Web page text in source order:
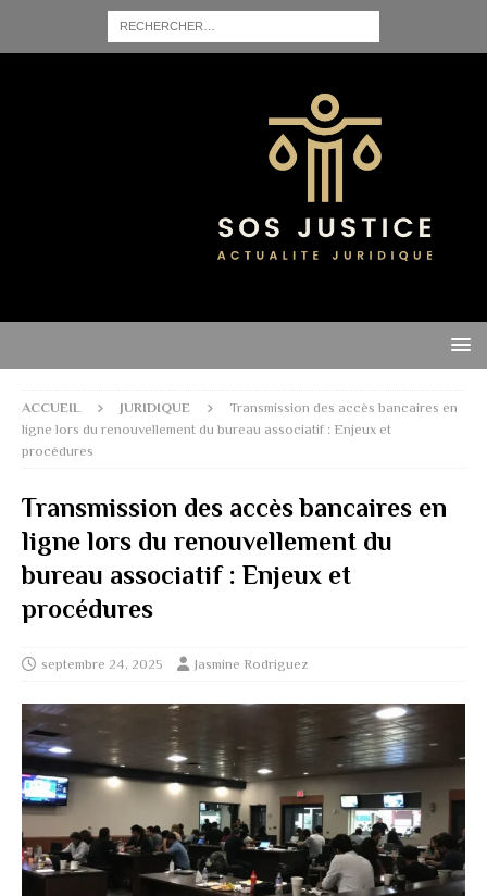
ACCUEIL JURIDIQUE
Transmission des accès bancaires en
ligne lors du renouvellement du bureau associatif : Enjeux et
procédures
Transmission des accès bancaires en
ligne lors du renouvellement du
bureau associatif : Enjeux et
procédures
septembre 24, 2025 Jasmine Rodriguez